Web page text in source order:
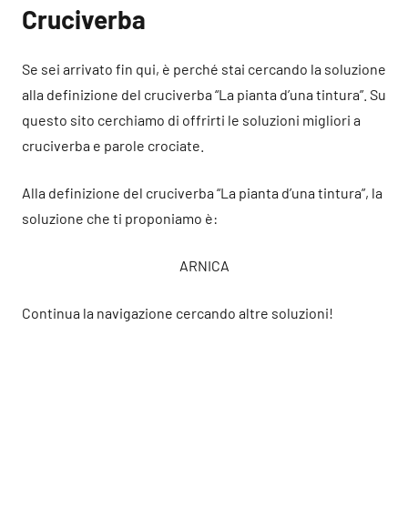
Cruciverba
Se sei arrivato fin qui, è perché stai cercando la soluzione
alla definizione del cruciverba “La pianta d’una tintura”. Su
questo sito cerchiamo di offrirti le soluzioni migliori a
cruciverba e parole crociate.
Alla definizione del cruciverba “La pianta d’una tintura”, la
soluzione che ti proponiamo è:
ARNICA
Continua la navigazione cercando altre soluzioni!